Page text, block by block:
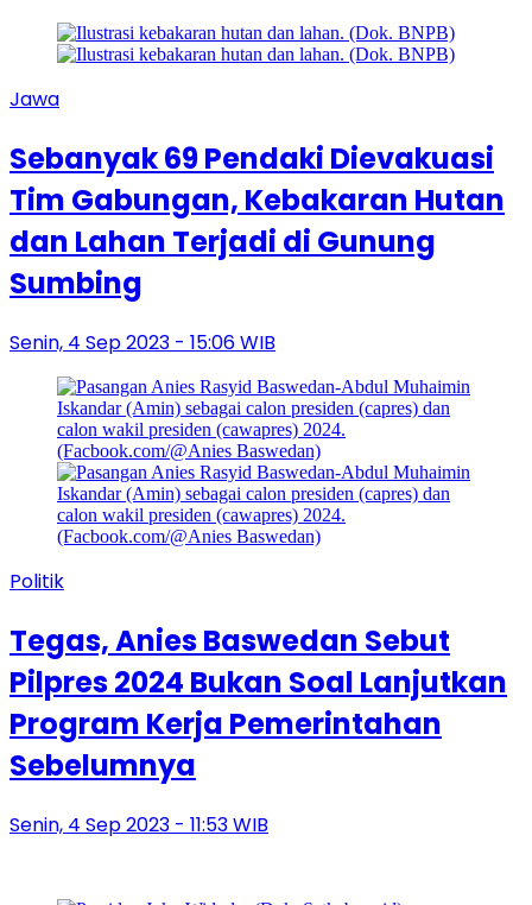
Jawa
Sebanyak 69 Pendaki Dievakuasi
Tim Gabungan, Kebakaran Hutan
dan Lahan Terjadi di Gunung
Sumbing
Senin, 4 Sep 2023 - 15:06 WIB
Politik
Tegas, Anies Baswedan Sebut
Pilpres 2024 Bukan Soal Lanjutkan
Program Kerja Pemerintahan
Sebelumnya
Senin, 4 Sep 2023 - 11:53 WIB